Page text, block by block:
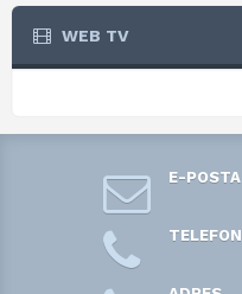
WEB TV
E-POSTA
TELEFON